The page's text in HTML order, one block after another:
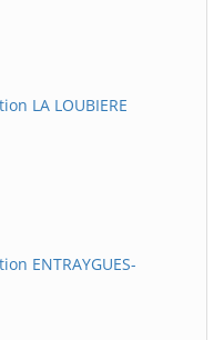
LA LOUBIERE
ENTRAYGUES-